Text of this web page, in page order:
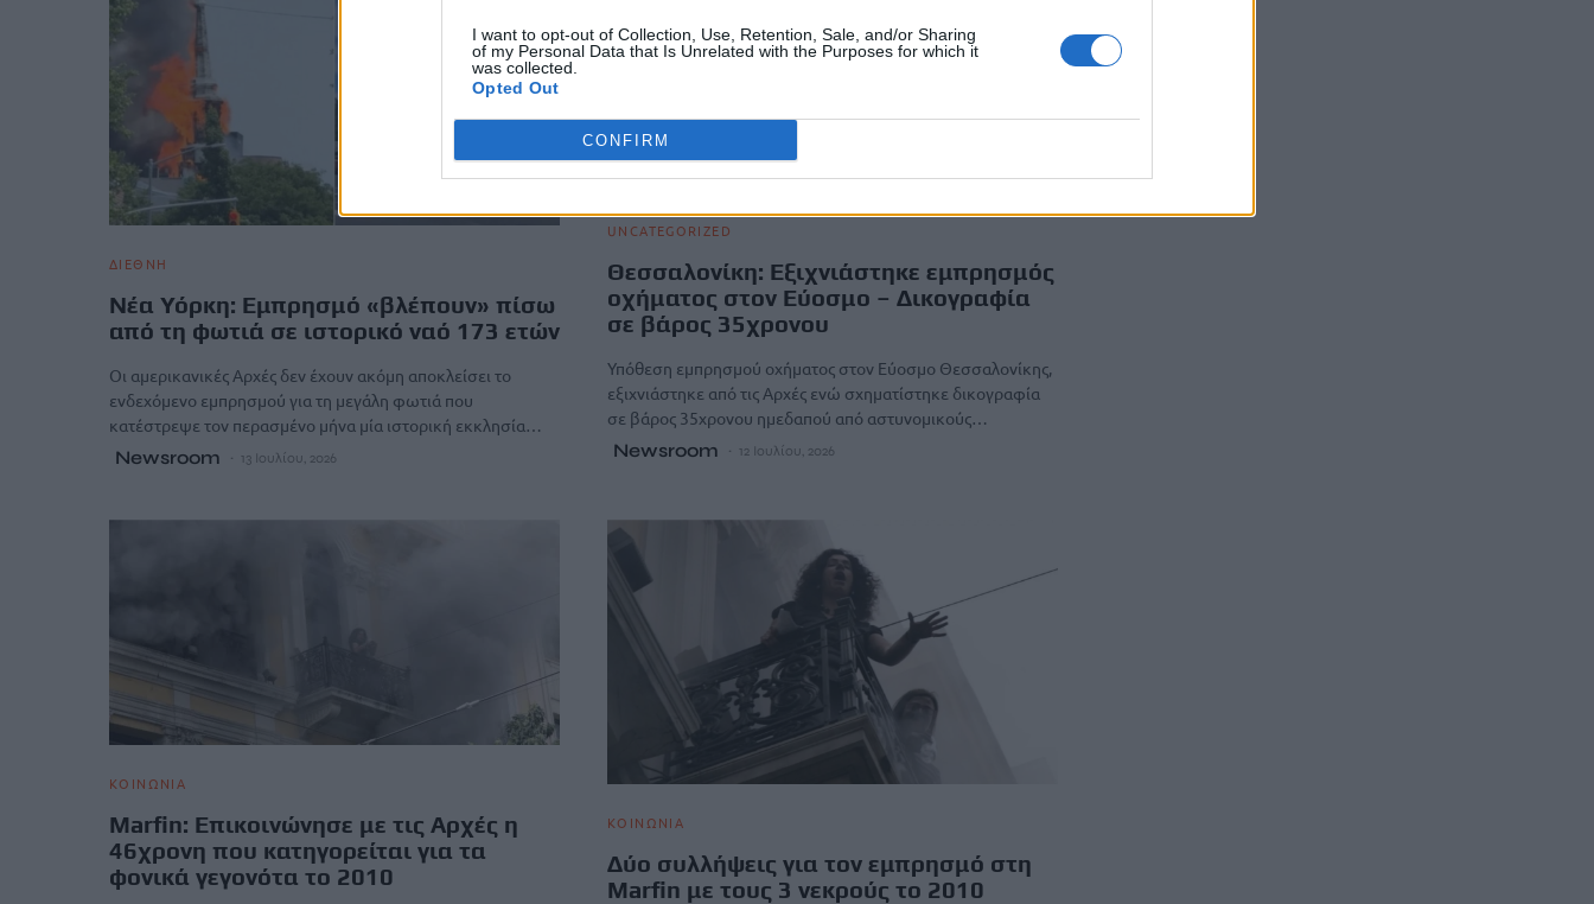
I want to opt-out of Collection, Use, Retention, Sale, and/or Sharing
of my Personal Data that Is Unrelated with the Purposes for which it
was collected.
Opted Out
CONFIRM
ΔΙΕΘΝΗ
Νέα Υόρκη: Εμπρησμό «βλέπουν» πίσω
από τη φωτιά σε ιστορικό ναό 173 ετών
Οι αμερικανικές Αρχές δεν έχουν ακόμη αποκλείσει το
ενδεχόμενο εμπρησμού για τη μεγάλη φωτιά που
κατέστρεψε τον περασμένο μήνα μία ιστορική εκκλησία…
Newsroom 13 Ιουλίου, 2026
UNCATEGORIZED
Θεσσαλονίκη: Εξιχνιάστηκε εμπρησμός
οχήματος στον Εύοσμο – Δικογραφία
σε βάρος 35χρονου
Υπόθεση εμπρησμού οχήματος στον Εύοσμο Θεσσαλονίκης,
εξιχνιάστηκε από τις Αρχές ενώ σχηματίστηκε δικογραφία
σε βάρος 35χρονου ημεδαπού από αστυνομικούς…
Newsroom 12 Ιουλίου, 2026
ΚΟΙΝΩΝΙΑ
Marfin: Επικοινώνησε με τις Αρχές η
46χρονη που κατηγορείται για τα
φονικά γεγονότα το 2010
ΚΟΙΝΩΝΙΑ
Δύο συλλήψεις για τον εμπρησμό στη
Marfin με τους 3 νεκρούς το 2010